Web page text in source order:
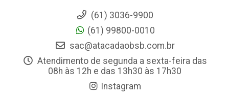
(61) 3036-9900
(61) 99800-0010
sac@atacadaobsb.com.br
Atendimento de segunda a sexta-feira das
08h às 12h e das 13h30 às 17h30
Instagram